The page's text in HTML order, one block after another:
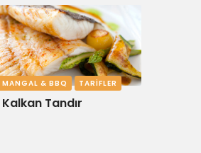
MANGAL & BBQ TARIFLER
Kalkan Tandır